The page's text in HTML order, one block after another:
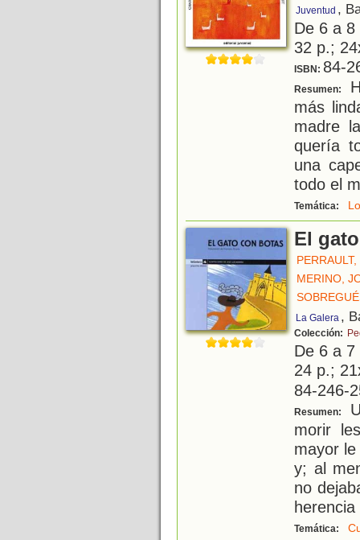
Juventud ,
De 6 a
32 p.;
ISBN: 84-
Resumen:
más
madre
quería
una
todo el
Temática:
El
MERINO,
La Galera ,
Colección:
De 6 a
24 p.;
84-246-
Resumen:
morir
mayor
y; al
no
Temática: